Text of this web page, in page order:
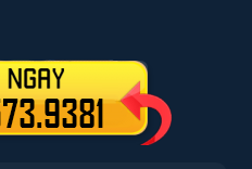
sắt Bofa BF-V-
hãng
khẩu 88 bạn có thể